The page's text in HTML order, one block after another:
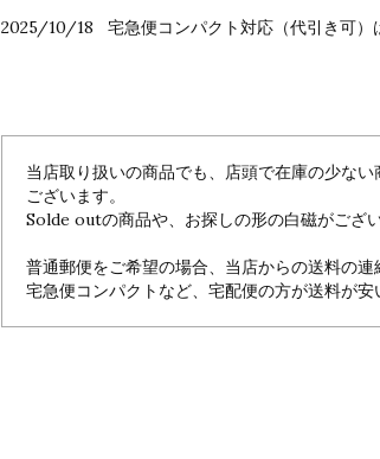
2025/10/18 宅急便コンパクト対応（代引き可）
当店取り扱いの商品でも、店頭で在庫の少な
ございます。
Solde outの商品や、お探しの形の白磁がござ
普通郵便をご希望の場合、当店からの送料の連
宅急便コンパクトなど、宅配便の方が送料が